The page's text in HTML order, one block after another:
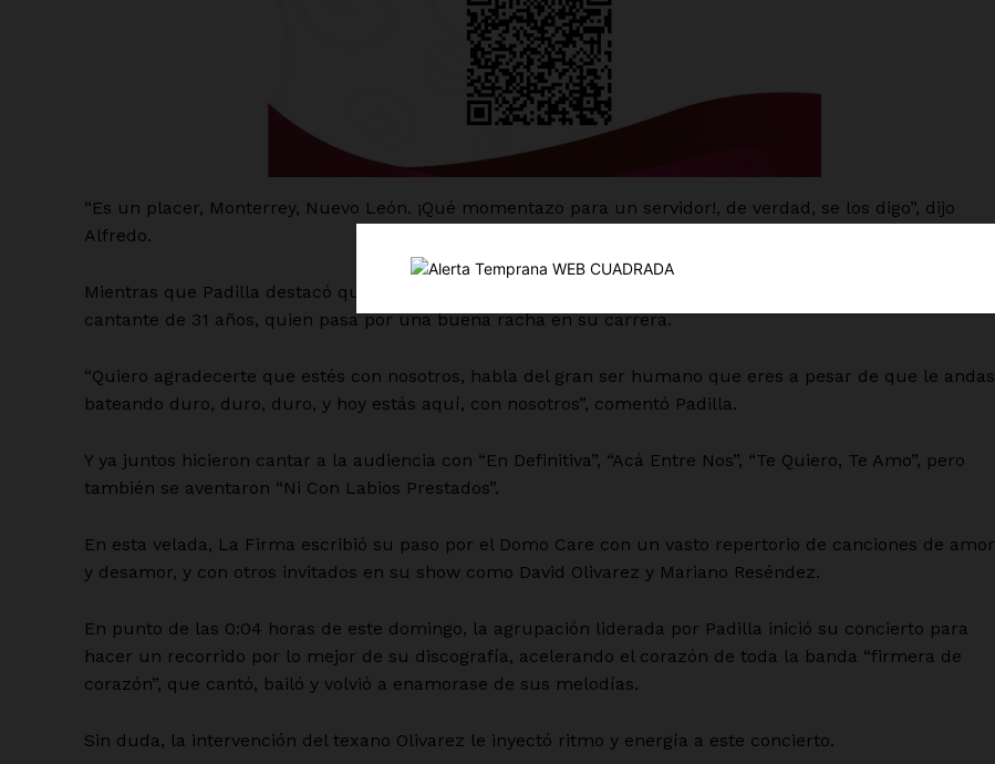
Luces
Del Siglo
Nosotros
Políticas del Sitio
Mi cuenta
“Es un placer, Monterrey, Nuevo León. ¡Qué momentazo para un servidor!, de verdad, se los digo”, dijo
Alfredo.
Mientras que Padilla destacó que el haber llegado al concierto es un detalle que habla muy bien del joven
cantante de 31 años, quien pasa por una buena racha en su carrera.
“Quiero agradecerte que estés con nosotros, habla del gran ser humano que eres a pesar de que le andas
bateando duro, duro, duro, y hoy estás aquí, con nosotros”, comentó Padilla.
Y ya juntos hicieron cantar a la audiencia con “En Definitiva”, “Acá Entre Nos”, “Te Quiero, Te Amo”, pero
también se aventaron “Ni Con Labios Prestados”.
En esta velada, La Firma escribió su paso por el Domo Care con un vasto repertorio de canciones de amor
y desamor, y con otros invitados en su show como David Olivarez y Mariano Reséndez.
En punto de las 0:04 horas de este domingo, la agrupación liderada por Padilla inició su concierto para
hacer un recorrido por lo mejor de su discografía, acelerando el corazón de toda la banda “firmera de
corazón”, que cantó, bailó y volvió a enamorase de sus melodías.
Sin duda, la intervención del texano Olivarez le inyectó ritmo y energía a este concierto.